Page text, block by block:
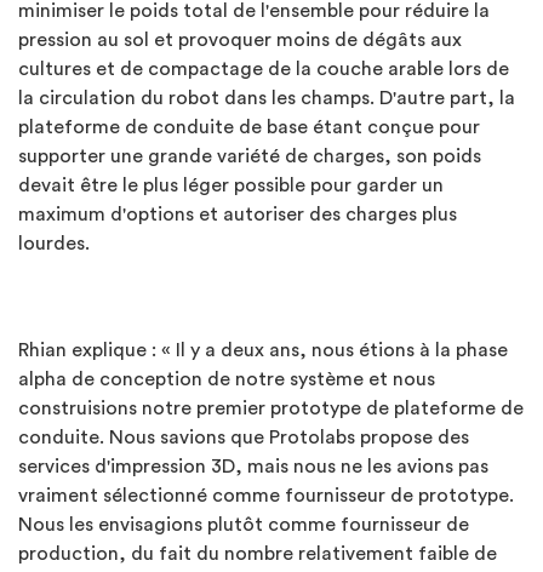
minimiser le poids total de l'ensemble pour réduire la
pression au sol et provoquer moins de dégâts aux
cultures et de compactage de la couche arable lors de
la circulation du robot dans les champs. D'autre part, la
plateforme de conduite de base étant conçue pour
supporter une grande variété de charges, son poids
devait être le plus léger possible pour garder un
maximum d'options et autoriser des charges plus
lourdes.
Rhian explique : « Il y a deux ans, nous étions à la phase
alpha de conception de notre système et nous
construisions notre premier prototype de plateforme de
conduite. Nous savions que Protolabs propose des
services d'impression 3D, mais nous ne les avions pas
vraiment sélectionné comme fournisseur de prototype.
Nous les envisagions plutôt comme fournisseur de
production, du fait du nombre relativement faible de